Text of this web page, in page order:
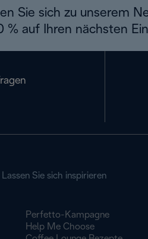
Sie sich zu unserem
% auf Ihren nächsten
Lassen Sie sich inspirieren
Perfetto-Kampagne
Help Me Choose